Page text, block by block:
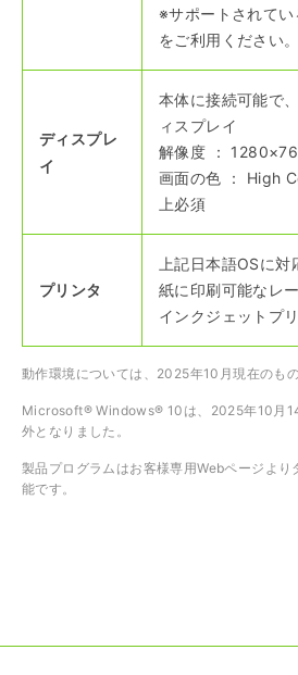
※サポートされて
をご利用ください。
ディスプレ
イ
本体に接続可能で
ィスプレイ
解像度 ：
画面の色 ： High
上必須
プリンタ
上記日本語OSに
紙に印刷可能なレ
インクジェットプ
動作環境については、2025年10月現在のもの
Microsoft® Windows® 10は、2025年10月
外となりました。
製品プログラムはお客様専用Webページよ
能です。